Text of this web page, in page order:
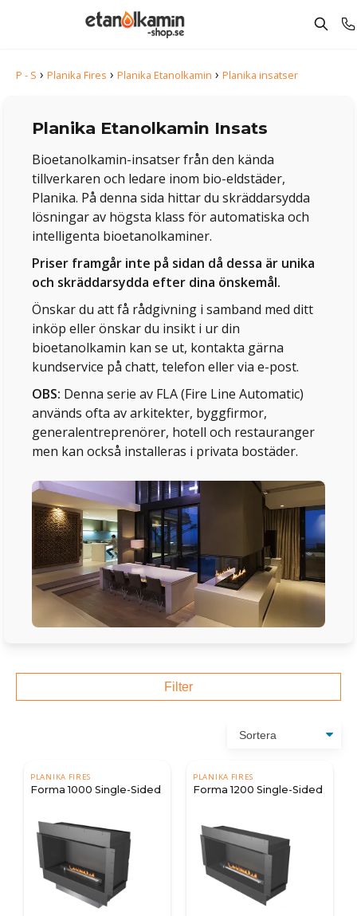
P - S › Planika Fires › Planika Etanolkamin › Planika insatser
Planika Etanolkamin Insats
Bioetanolkamin-insatser från den kända
tillverkaren och ledare inom bio-eldstäder,
Planika. På denna sida hittar du skräddarsydda
lösningar av högsta klass för automatiska och
intelligenta bioetanolkaminer.
Priser framgår inte på sidan då dessa är unika
och skräddarsydda efter dina önskemål.
Önskar du att få rådgivning i samband med ditt
inköp eller önskar du insikt i ur din
bioetanolkamin kan se ut, kontakta gärna
kundservice på chatt, telefon eller via e-post.
OBS: Denna serie av FLA (Fire Line Automatic)
används ofta av arkitekter, byggfirmor,
generalentreprenörer, hotell och restauranger
men kan också installeras i privata bostäder.
Filter
PLANIKA FIRES
Forma 1000 Single-Sided
PLANIKA FIRES
Forma 1200 Single-Sided